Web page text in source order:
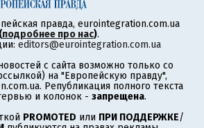
правда, eurointegration.com.ua
(подробнее про нас).
editors@eurointegration.com.ua
с сайта возможно только со
на "Европейскую правду",
Републикация полного текста
и колонок - запрещена.
PROMOTED или ПРИ ПОДДЕРЖКЕ/